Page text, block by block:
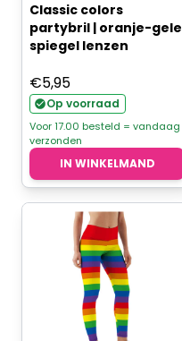
Classic colors
partybril | oranje-gele
spiegel lenzen
€5,95
Op voorraad
Voor 17.00 besteld = vandaag
verzonden
IN WINKELMAND